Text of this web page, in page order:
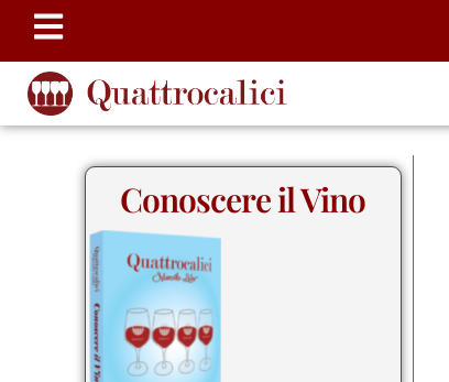
Conoscere il Vino